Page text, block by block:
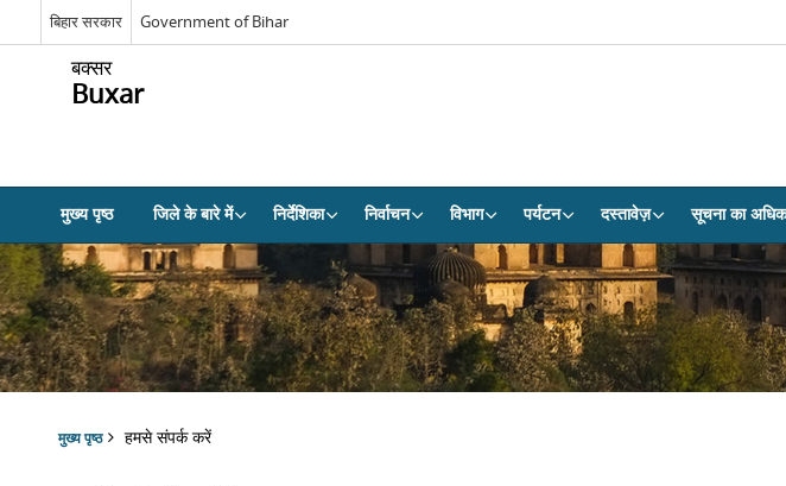
बिहार सरकार Government of Bihar
बक्सर
Buxar
मुख्य पृष्ठ जिले के बारे में निर्देशिका निर्वाचन विभाग पर्यटन दस्तावेज़ सूचना का
मुख्य पृष्ठ हमसे संपर्क करें